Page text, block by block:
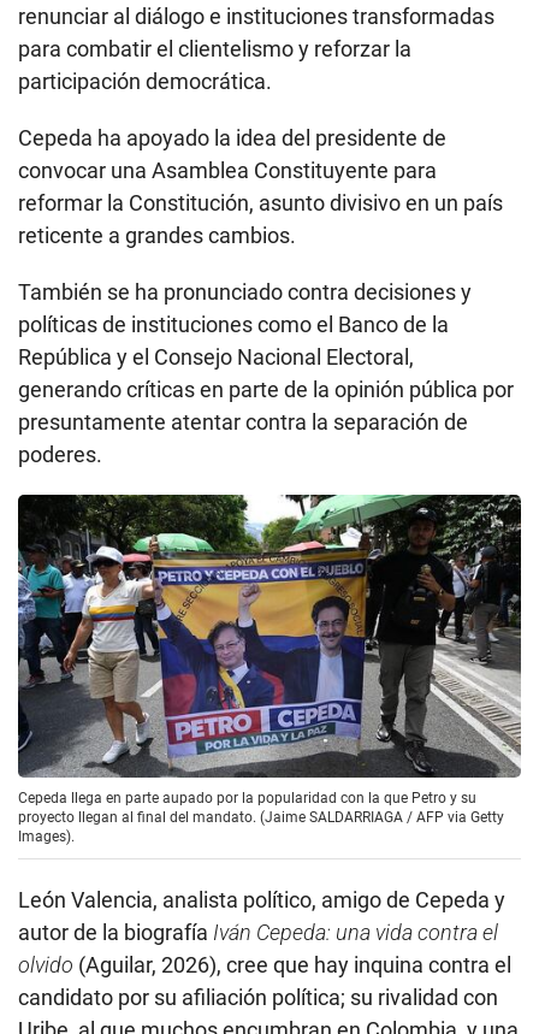
renunciar al diálogo e instituciones transformadas
para combatir el clientelismo y reforzar la
participación democrática.
Cepeda ha apoyado la idea del presidente de
convocar una Asamblea Constituyente para
reformar la Constitución, asunto divisivo en un país
reticente a grandes cambios.
También se ha pronunciado contra decisiones y
políticas de instituciones como el Banco de la
República y el Consejo Nacional Electoral,
generando críticas en parte de la opinión pública por
presuntamente atentar contra la separación de
poderes.
Cepeda llega en parte aupado por la popularidad con la que Petro y su
proyecto llegan al final del mandato. (Jaime SALDARRIAGA / AFP via Getty
Images).
León Valencia, analista político, amigo de Cepeda y
autor de la biografía Iván Cepeda: una vida contra el
olvido (Aguilar, 2026), cree que hay inquina contra el
candidato por su afiliación política; su rivalidad con